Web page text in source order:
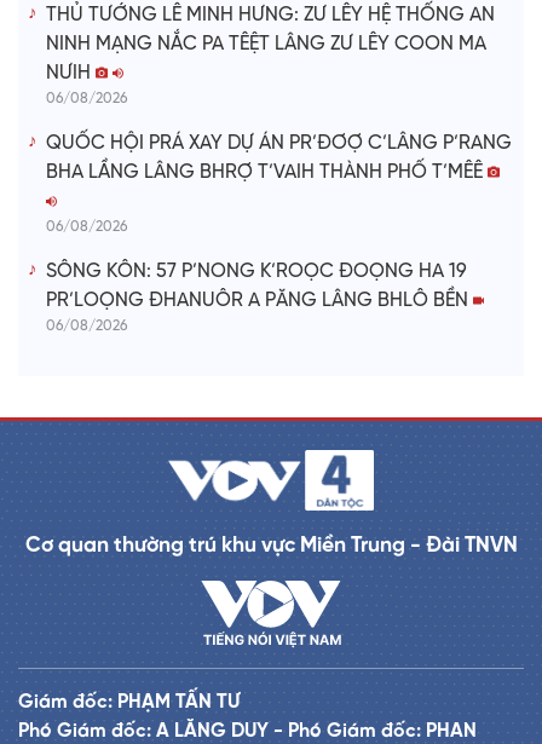
THỦ TƯỚNG LÊ MINH HƯNG: ZƯ LÊY HỆ THỐNG AN
NINH MẠNG NẮC PA TÊỆT LÂNG ZƯ LÊY COON MA
NƯIH
06/08/2026
QUỐC HỘI PRÁ XAY DỰ ÁN PR’ĐƠỢ C’LÂNG P’RANG
BHA LẦNG LÂNG BHRỢ T’VAIH THÀNH PHỐ T’MÊÊ
06/08/2026
SÔNG KÔN: 57 P’NONG K’ROỌC ĐOỌNG HA 19
PR’LOỌNG ĐHANUÔR A PĂNG LÂNG BHLÔ BỀN
06/08/2026
Cơ quan thường trú khu vực Miền Trung - Đài TNVN
Giám đốc: PHẠM TẤN TƯ
Phó Giám đốc: A LĂNG DUY - Phó Giám đốc: PHAN